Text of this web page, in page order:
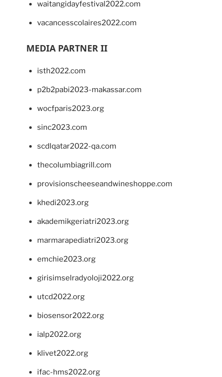
waitangidayfestival2022.com
vacancesscolaires2022.com
MEDIA PARTNER II
isth2022.com
p2b2pabi2023-makassar.com
wocfparis2023.org
sinc2023.com
scdlqatar2022-qa.com
thecolumbiagrill.com
provisionscheeseandwineshoppe.com
khedi2023.org
akademikgeriatri2023.org
marmarapediatri2023.org
emchie2023.org
girisimselradyoloji2022.org
utcd2022.org
biosensor2022.org
ialp2022.org
klivet2022.org
ifac-hms2022.org